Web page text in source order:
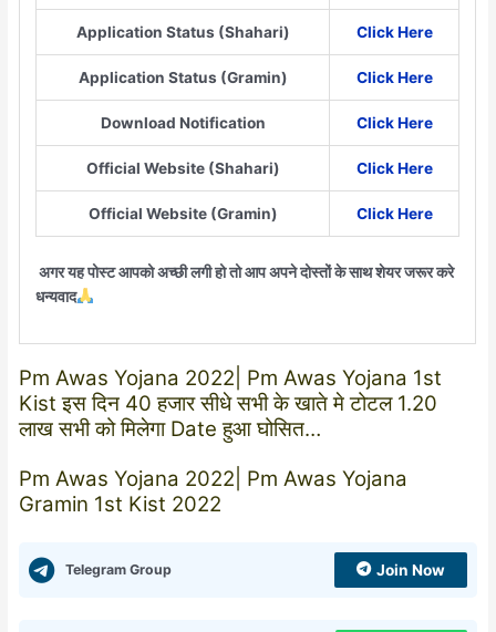
Application Status (Shahari) Click Here
Application Status (Gramin) Click Here
Download Notification Click Here
Official Website (Shahari) Click Here
Official Website (Gramin) Click Here
अगर यह पोस्ट आपको अच्छी लगी हो तो आप अपने दोस्तों के साथ शेयर जरूर करे
धन्यवाद
Pm Awas Yojana 2022| Pm Awas Yojana 1st
Kist इस दिन 40 हजार सीधे सभी के खाते मे टोटल 1.20
लाख सभी को मिलेगा Date हुआ घोसित…
Pm Awas Yojana 2022| Pm Awas Yojana
Gramin 1st Kist 2022
Telegram Group Join Now